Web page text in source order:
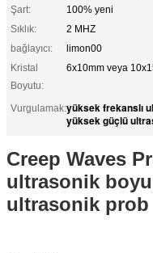
Şart:
100% yeni
Sıklık:
2 MHZ
bağlayıcı:
limon00
Kristal
Boyutu:
6x10mm veya
Vurgulamak:yüksek frekanslı
yüksek güçlü
Creep Waves
ultrasonik
ultrasonik